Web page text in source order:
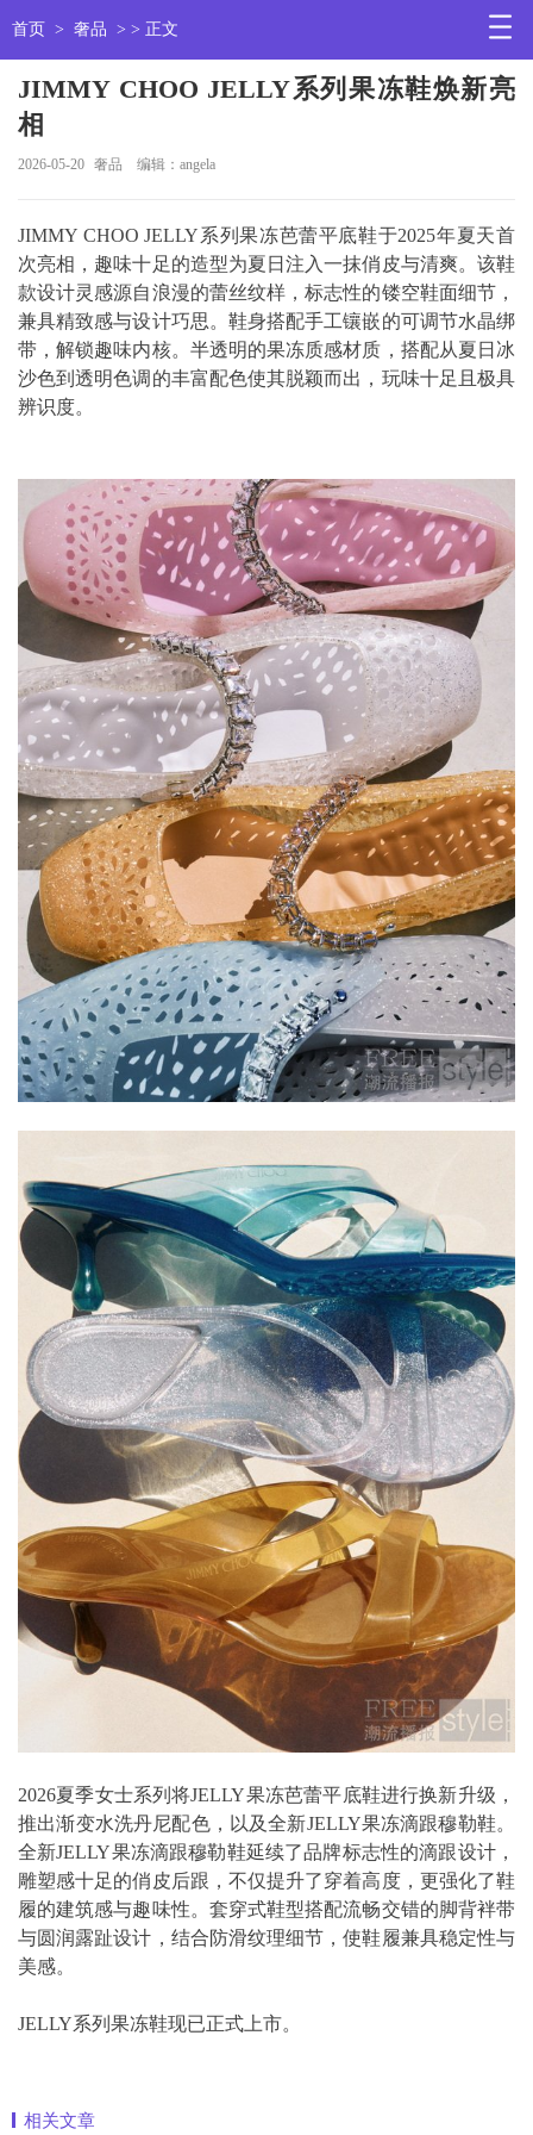
首页 > 奢品 > > 正文
JIMMY CHOO JELLY系列果冻鞋焕新亮
相
2026-05-20 奢品 编辑：angela
JIMMY CHOO JELLY系列果冻芭蕾平底鞋于2025年夏天首
次亮相，趣味十足的造型为夏日注入一抹俏皮与清爽。该鞋
款设计灵感源自浪漫的蕾丝纹样，标志性的镂空鞋面细节，
兼具精致感与设计巧思。鞋身搭配手工镶嵌的可调节水晶绑
带，解锁趣味内核。半透明的果冻质感材质，搭配从夏日冰
沙色到透明色调的丰富配色使其脱颖而出，玩味十足且极具
辨识度。
2026夏季女士系列将JELLY果冻芭蕾平底鞋进行换新升级，
推出渐变水洗丹尼配色，以及全新JELLY果冻滴跟穆勒鞋。
全新JELLY果冻滴跟穆勒鞋延续了品牌标志性的滴跟设计，
雕塑感十足的俏皮后跟，不仅提升了穿着高度，更强化了鞋
履的建筑感与趣味性。套穿式鞋型搭配流畅交错的脚背袢带
与圆润露趾设计，结合防滑纹理细节，使鞋履兼具稳定性与
美感。
JELLY系列果冻鞋现已正式上市。
相关文章